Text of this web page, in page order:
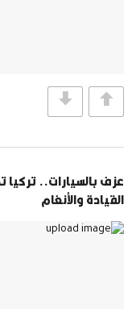
عزف بالسيارات..
القيادة والأنغام